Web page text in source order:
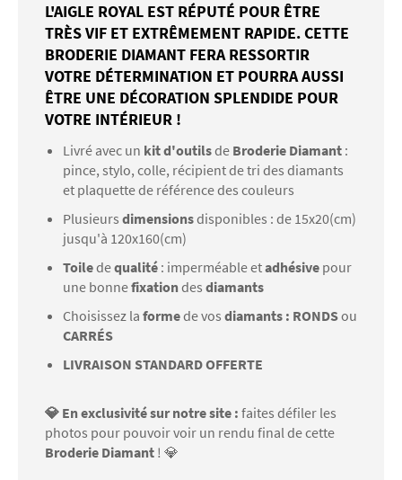
L'AIGLE ROYAL EST RÉPUTÉ POUR ÊTRE
TRÈS VIF ET EXTRÊMEMENT RAPIDE. CETTE
BRODERIE DIAMANT FERA RESSORTIR
VOTRE DÉTERMINATION ET POURRA AUSSI
ÊTRE UNE DÉCORATION SPLENDIDE POUR
VOTRE INTÉRIEUR !
Livré avec un kit d'outilsde Broderie Diamant :
pince, stylo, colle, récipient de tri des diamants
et plaquette de référence des couleurs
Plusieurs dimensionsdisponibles : de 15x20(cm)
jusqu'à 120x160(cm)
Toiledequalité : imperméable etadhésive pour
une bonnefixationdes diamants
Choisissez la formede vos diamants : RONDSou
CARRÉS
LIVRAISON STANDARD OFFERTE
💎 En exclusivité sur notre site : faites défiler les
photos pour pouvoir voir un rendu final de cette
Broderie Diamant ! 💎